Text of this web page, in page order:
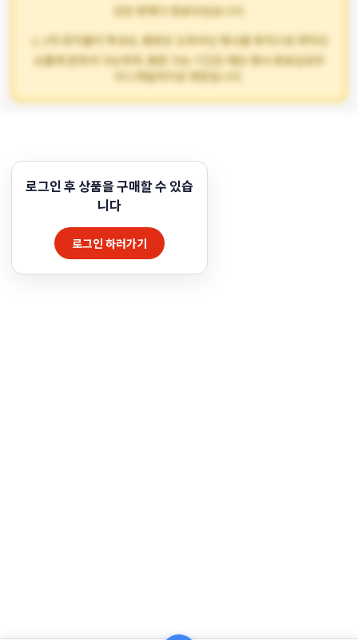
모든 판매가 종료되었습니다.
⚠️ 2차 창작물의 특성상, 통판은 오프라인 행사를 목적으로 제작된
상품에 한하여 가능하며, 통판 가능 기간은 해당 행사 종료일로부
터 1개월까지로 제한됩니다.
로그인 후 상품을 구매할 수 있습
니다
로그인 하러가기